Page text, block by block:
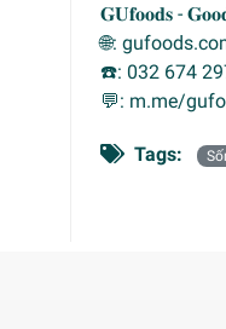
𝐆𝐔𝐟𝐨𝐨𝐝𝐬 - 𝐆𝐨𝐨𝐝
🌐:
☎️️: 032 674
💬: m.me/
Tags: